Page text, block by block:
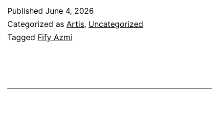
b
i
Published June 4, 2026
Categorized as Artis, Uncategorized
Tagged Fify Azmi